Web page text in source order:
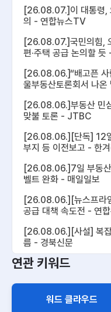
[26.08.07.]이 대통령,
의 - 연합뉴스TV
[26.08.07.]국민의힘,
편·주택 공급 논의할
[26.08.06.]“배고픈 사
울부동산토론회서 나온
[26.08.06.]부동산 민
맞불 토론 - JTBC
[26.08.06.][단독] 12일
부지 등 이전보고 - 한겨
[26.08.06.]7일 부동산
벨트 완화 - 매일일보
[26.08.06.][뉴스프라
공급 대책 속도전 - 연
[26.08.06.][사설] 복
름 - 경북신문
[26.08.06.]靑 “보유세,
[26.08.06.]정부 "이른
반응은? [이슈플러스] -
연관 키워드
워드 클라우드